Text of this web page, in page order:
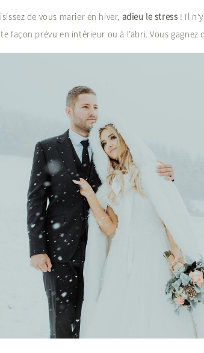
de vous marier en hiver, adieu le stress ! Il
façon prévu en intérieur ou à l’abri. Vous gagnez